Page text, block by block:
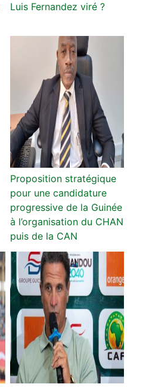
Luis Fernandez viré ?
Proposition stratégique
pour une candidature
progressive de la Guinée
à l’organisation du CHAN
puis de la CAN